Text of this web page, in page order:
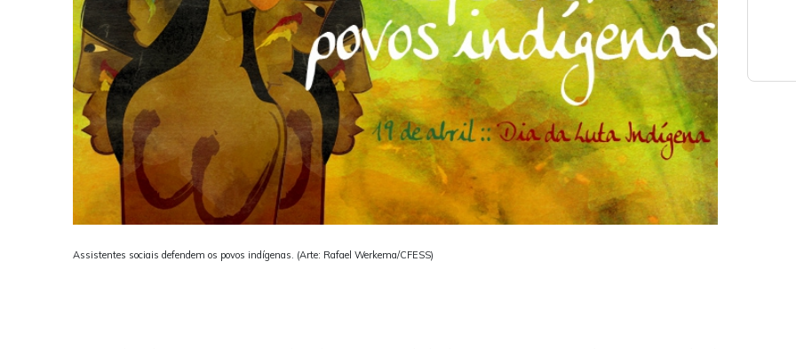
Assistentes sociais defendem os povos indígenas. (Arte: Rafael Werkema/CFESS)